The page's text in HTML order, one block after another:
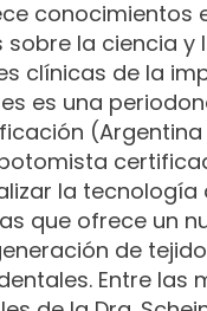
conocimientos
sobre la ciencia y
clínicas de la
es una
(Argentina
la tecnología
que ofrece un
de
Entre las